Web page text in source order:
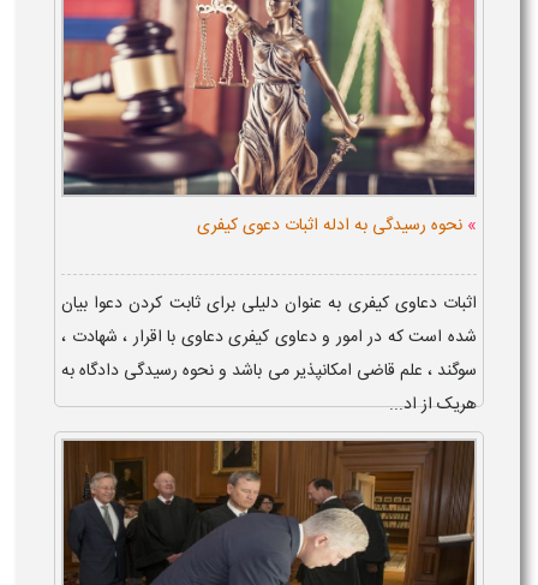
» نحوه رسیدگی به ادله اثبات دعوی کیفری
اثبات دعاوی کیفری به عنوان دلیلی برای ثابت کردن دعوا بیان
شده است که در امور و دعاوی کیفری دعاوی با اقرار ، شهادت ،
سوگند ، علم قاضی امکانپذیر می باشد و نحوه رسیدگی دادگاه به
هریک از اد...